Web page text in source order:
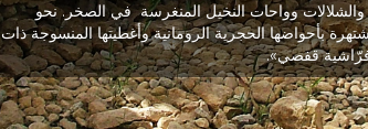
وواحات النخيل المنغرسة في الصخر. نحو
بأحواضها الحجرية الرومانية وأغطيتها المنسوجة ذات
قفصي».